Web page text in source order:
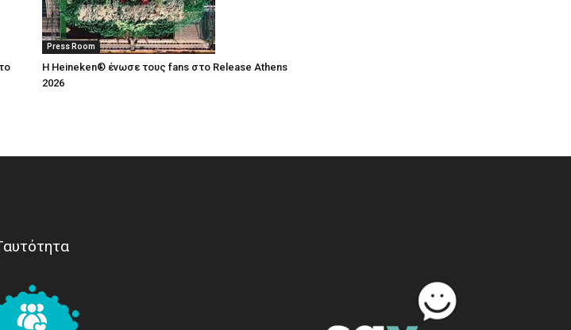
Press Room
Η Heineken® ένωσε τους fans στο Release Athens
2026